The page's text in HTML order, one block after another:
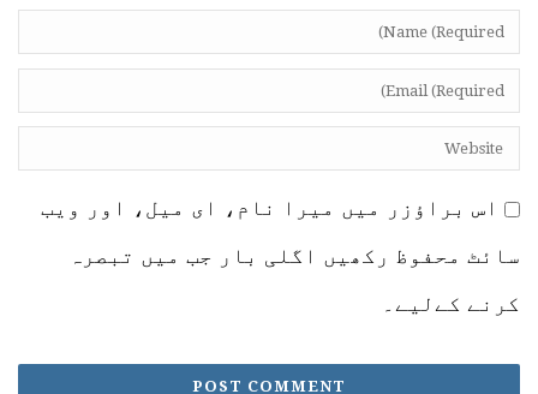
اس براؤزر میں میرا نام، ای میل، اور ویب
سائٹ محفوظ رکھیں اگلی بار جب میں تبصرہ
کرنے کےلیے۔